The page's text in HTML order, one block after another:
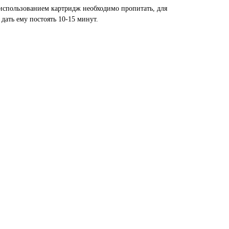
картридж необходимо пропитать, для
ему постоять 10-15 минут.